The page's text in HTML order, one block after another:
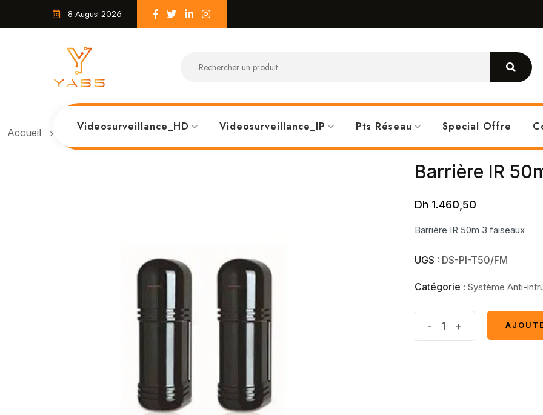
8 August 2026
Videosurveillance_HD Videosurveillance_IP Pts Réseau Special Offre
Accueil Barrière IR 50m 3 faiseaux
Barrière IR
Dh 1.460,50
Barrière IR 50m 3 faiseaux
UGS : DS-PI-T50/FM
Catégorie : Système Anti-
- +